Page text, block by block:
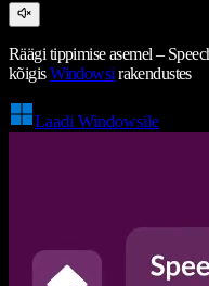
Räägi tippimise asemel –
kõigisWindowsi rakendustes
Laadi Windowsile